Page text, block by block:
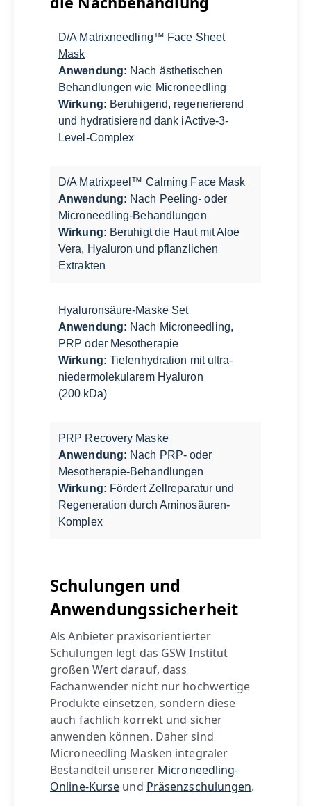
D/A Matrixneedling™ Face Sheet
Mask
Anwendung: Nach ästhetischen
Behandlungen wie Microneedling
Wirkung: Beruhigend, regenerierend
und hydratisierend dank iActive-3-
Level-Complex
D/A Matrixpeel™ Calming Face Mask
Anwendung: Nach Peeling- oder
Microneedling-Behandlungen
Wirkung: Beruhigt die Haut mit Aloe
Vera, Hyaluron und pflanzlichen
Extrakten
Hyaluronsäure-Maske Set
Anwendung: Nach Microneedling,
PRP oder Mesotherapie
Wirkung: Tiefenhydration mit ultra-
niedermolekularem Hyaluron
(200 kDa)
PRP Recovery Maske
Anwendung: Nach PRP- oder
Mesotherapie-Behandlungen
Wirkung: Fördert Zellreparatur und
Regeneration durch Aminosäuren-
Komplex
Schulungen und
Anwendungssicherheit
Als Anbieter praxisorientierter
Schulungen legt das GSW Institut
großen Wert darauf, dass
Fachanwender nicht nur hochwertige
Produkte einsetzen, sondern diese
auch fachlich korrekt und sicher
anwenden können. Daher sind
Microneedling Masken integraler
Bestandteil unserer Microneedling-
Online-Kurse und Präsenzschulungen.